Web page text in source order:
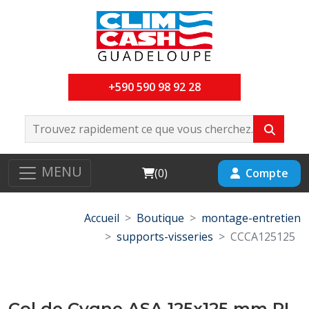
+590 590 98 92 28
MENU Cart
(0) Compte
Accueil Boutique
montage-entretien
supports-visseries
CCCA125125